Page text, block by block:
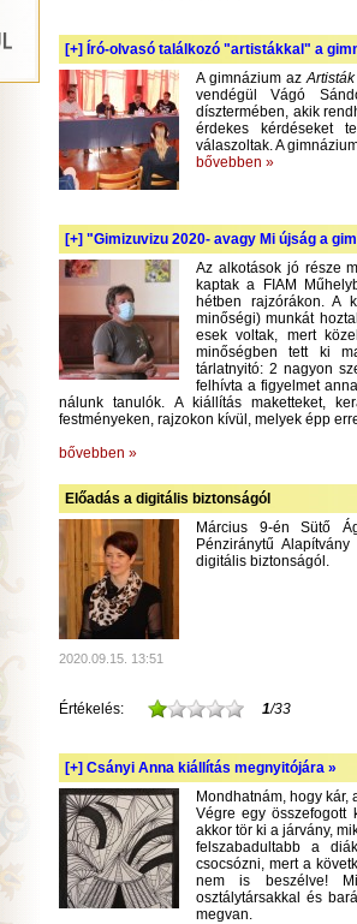
[+] Író-olvasó találkozó "artistákkal" a
A gimnázium az
vendégül Vágó
dísztermében, akik
érdekes kérdéseket
válaszoltak. A
bővebben »
[+] "Gimizuvizu 2020- avagy Mi újság a
Az alkotások jó része
kaptak a FIAM
hétben rajzórákon. A
minőségi) munkát
esek voltak, mert
minőségben tett ki
tárlatnyitó: 2 nagyon
felhívta a figyelmet
nálunk tanulók. A kiállítás maketteket,
festményeken, rajzokon kívül, melyek épp
bővebben »
Előadás a digitális biztonságól
Március 9-én Sütő
Pénziránytű
digitális biztonságól.
2020.09.15. 13:51
Értékelés: 1/33
[+] Csányi Anna kiállítás megnyitójára »
Mondhatnám, hogy kár,
Végre egy összefogott
akkor tör ki a járvány,
felszabadultabb a
csocsózni, mert a
nem is beszélve!
osztálytársakkal és
megvan.